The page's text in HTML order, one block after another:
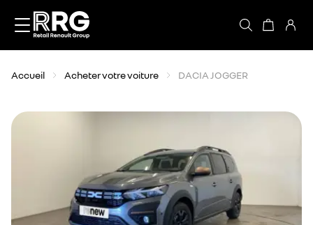
Accueil Acheter votre voiture DACIA JOGGER